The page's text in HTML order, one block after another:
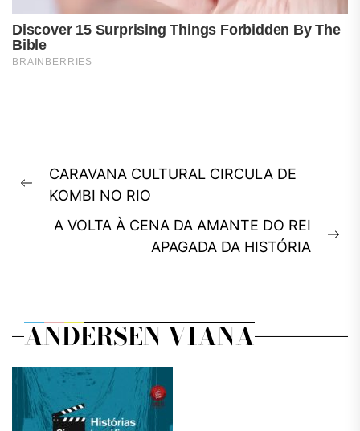
Navegação
de
Post
Previous
CARAVANA CULTURAL CIRCULA DE
KOMBI NO RIO
A VOLTA À CENA DA AMANTE DO REI
APAGADA DA HISTÓRIA
ANDERSEN VIANA